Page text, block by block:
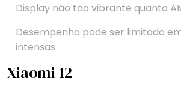
Display não tão vibrante quanto
Desempenho pode ser limitado
intensas
Xiaomi 12